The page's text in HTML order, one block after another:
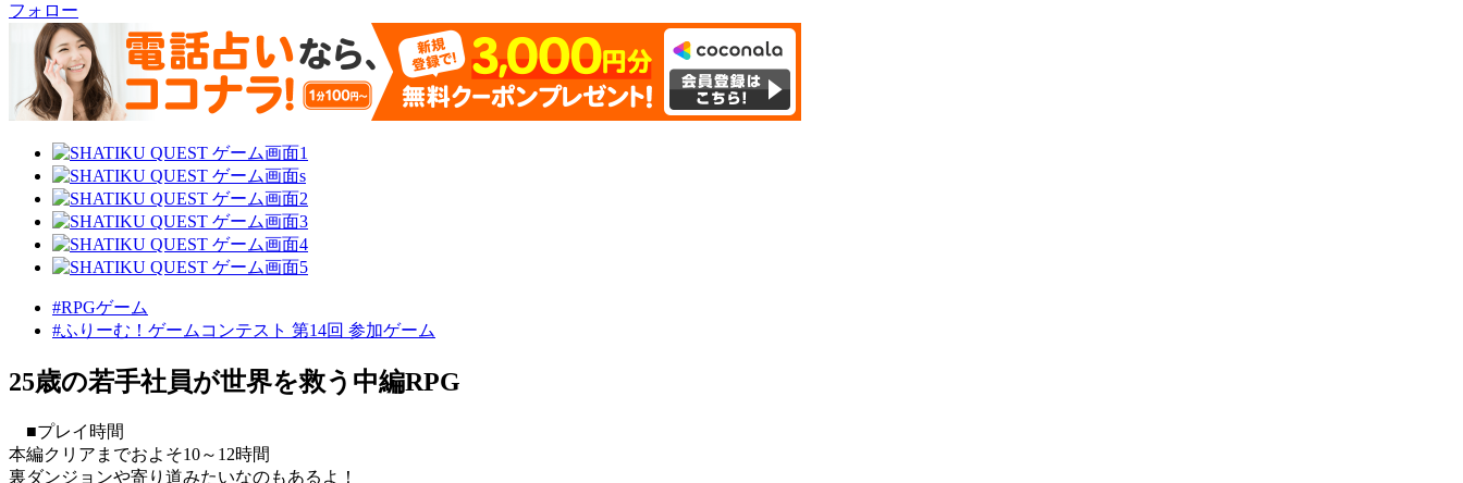
フォロー
#RPGゲーム
#ふりーむ！ゲームコンテスト 第14回 参加ゲーム
25歳の若手社員が世界を救う中編RPG
■プレイ時間
本編クリアまでおよそ10～12時間
裏ダンジョンや寄り道みたいなのもあるよ！